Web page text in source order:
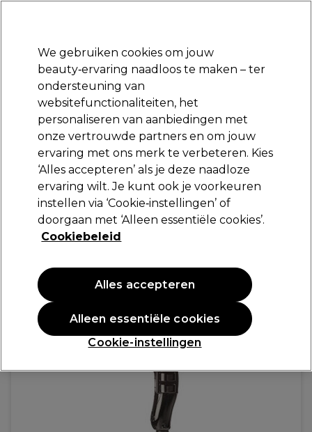
Aanmelden
Merken Deals Haar Elektra
Volgende dag geleverd*
Na verzending, maandag t/m vrijdag
Parlux Föhn 385 Zwart
205,95 €
We gebruiken cookies om jouw
beauty‑ervaring naadloos te maken – ter
ondersteuning van
websitefunctionaliteiten, het
personaliseren van aanbiedingen met
onze vertrouwde partners en om jouw
ervaring met ons merk te verbeteren. Kies
‘Alles accepteren’ als je deze naadloze
ervaring wilt. Je kunt ook je voorkeuren
instellen via ‘Cookie‑instellingen’ of
doorgaan met ‘Alleen essentiële cookies’.
Cookiebeleid
Cookie-instellingen
Alleen essentiële cookies
Alles accepteren